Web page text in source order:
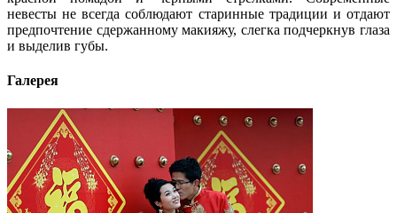
невесты не всегда соблюдают старинные традиции и отдают
предпочтение сдержанному макияжу, слегка подчеркнув глаза
и выделив губы.
Галерея